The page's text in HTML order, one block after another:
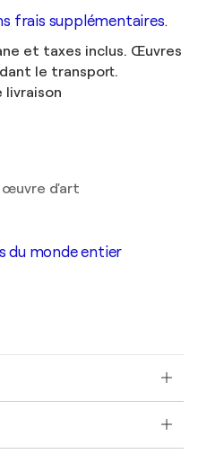
frais supplémentaires.
et taxes inclus. Œuvres
le transport.
livraison
œuvre d'art
du monde entier